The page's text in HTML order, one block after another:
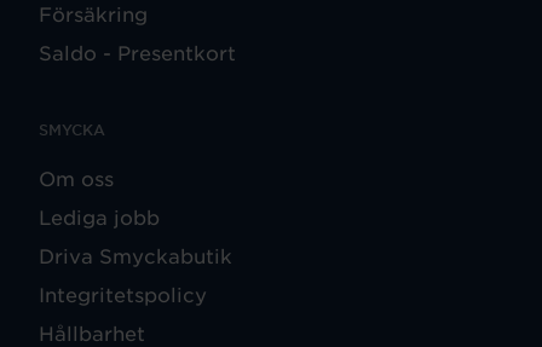
Försäkring
Saldo - Presentkort
SMYCKA
Om oss
Lediga jobb
Driva Smyckabutik
Integritetspolicy
Hållbarhet